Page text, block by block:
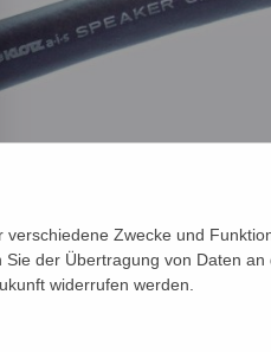
Zwecke und
der Übertragung von Daten
widerrufen werden.